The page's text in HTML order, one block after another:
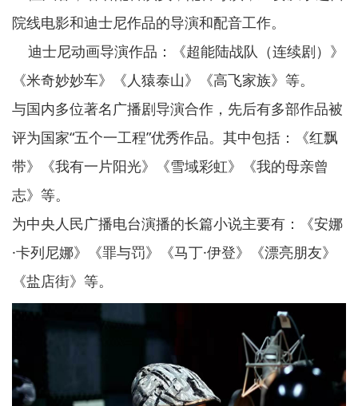
院线电影和迪士尼作品的导演和配音工作。
迪士尼动画导演作品：《超能陆战队（连续剧）》
《米奇妙妙车》《人猿泰山》《高飞家族》等。
与国内多位著名广播剧导演合作，先后有多部作品被
评为国家“五个一工程”优秀作品。其中包括：《红飘
带》《我有一片阳光》《雪域彩虹》《我的母亲曾
志》等。
为中央人民广播电台演播的长篇小说主要有：《安娜
·卡列尼娜》《罪与罚》《马丁·伊登》《漂亮朋友》
《盐店街》等。